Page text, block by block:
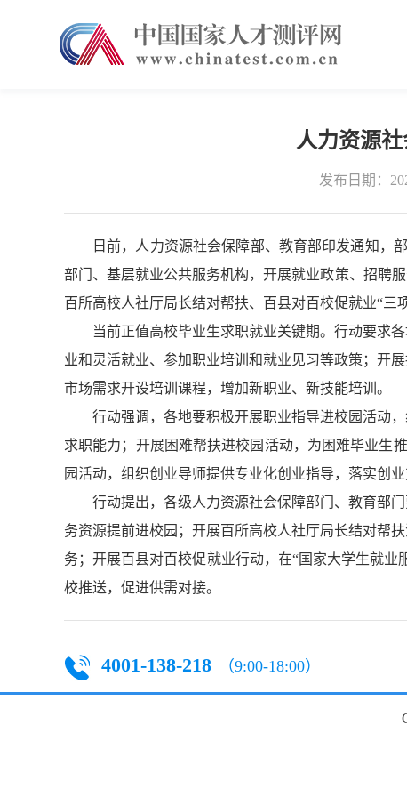
人力资源
发布日期：
日前，人力资源社会保障部、 教育部印发通知 ，
部门、基层就业公共服务机构，开展就业政策、招聘
百所高校人社厅局长结对帮扶、百县对百校促就业“三
当前正值高校毕业生求职就业关键期。行动要求
业和灵活就业、参加职业培训和就业见习等政策 ；开展
市场需求开设培训课程，增加新职业、新技能培训 。
行动强调，各地要积极开展职业指导进校园 活动，
求职能力； 开展困难帮扶进校园 活动， 为困难毕业生
园 活动， 组织创业导师提供专业化创业指导，落实创
行动提出， 各级人力资源社会保障部门、教育部
务资源提前进校园；开展百所高校人社厅局长结对帮
务；开展百县对百校促就业行动， 在“国家大学生就业
校推送，促进供需对接。
4001-138-218 （9:00-18:00）